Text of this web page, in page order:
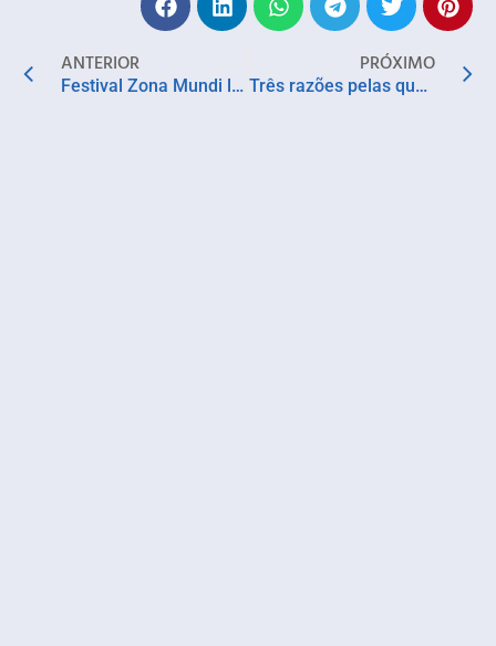
ANTERIOR
Festival Zona Mundi lança programação e abre vendas de ingressos para shows no MAM
PRÓXIMO
Três razões pelas quais o papel do cuidador é crucial na sociedade